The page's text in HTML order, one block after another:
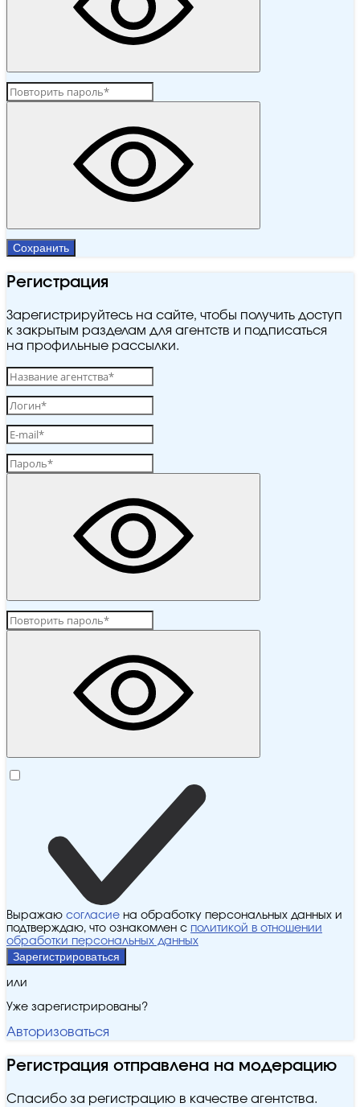
Сохранить
Регистрация
Зарегистрируйтесь на сайте, чтобы получить доступ
к закрытым разделам для агентств и подписаться
на профильные рассылки.
Выражаю согласие на обработку персональных данных и
подтверждаю, что ознакомлен с политикой в отношении
обработки персональных данных
Зарегистрироваться
или
Уже зарегистрированы?
Авторизоваться
Регистрация отправлена на модерацию
Спасибо за регистрацию в качестве агентства.